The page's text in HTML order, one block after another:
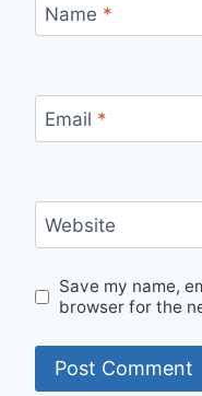
Name *
Email *
Website
Save my name,
browser for the